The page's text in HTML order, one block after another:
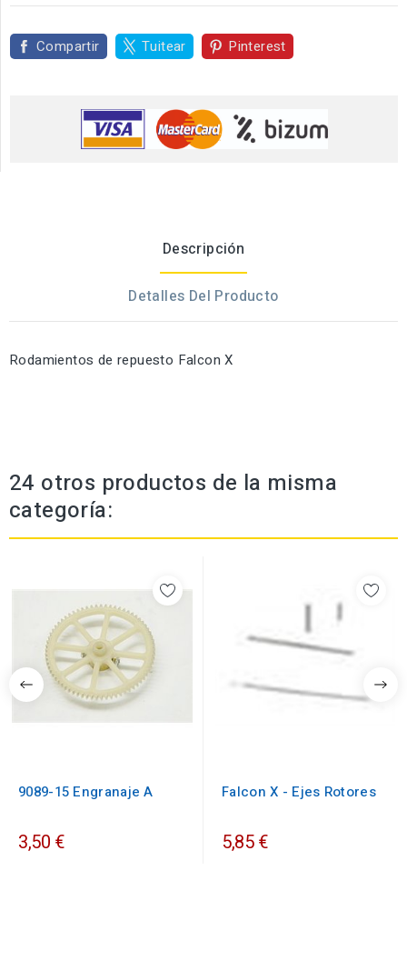
Compartir Tuitear Pinterest
Descripción
Detalles Del Producto
Rodamientos de repuesto Falcon X
24 otros productos de la misma
categoría:
9089-15 Engranaje A
3,50 €
Falcon X - Ejes Rotores
5,85 €